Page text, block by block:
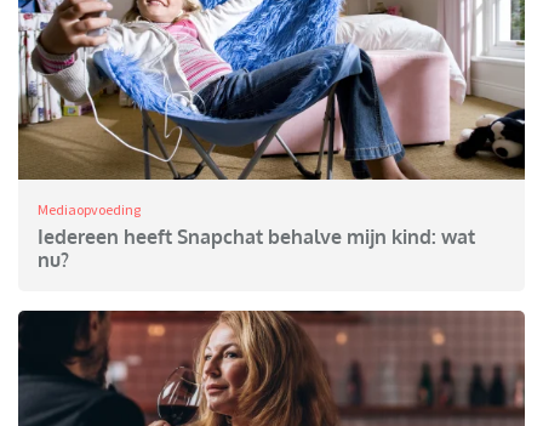
Mediaopvoeding
Iedereen heeft Snapchat behalve mijn kind: wat
nu?